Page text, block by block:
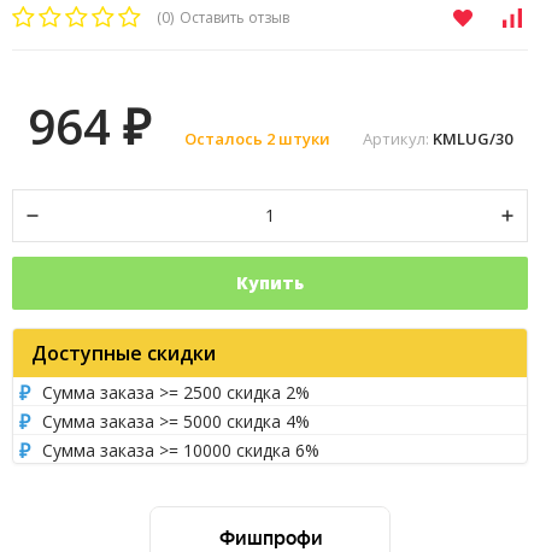
(0) Оставить отзыв
Артикул: KMLUG/30
Осталось 2 штуки
964₽
Купить
Доступные скидки
Сумма заказа >= 2500 скидка 2%
Сумма заказа >= 5000 скидка 4%
Сумма заказа >= 10000 скидка 6%